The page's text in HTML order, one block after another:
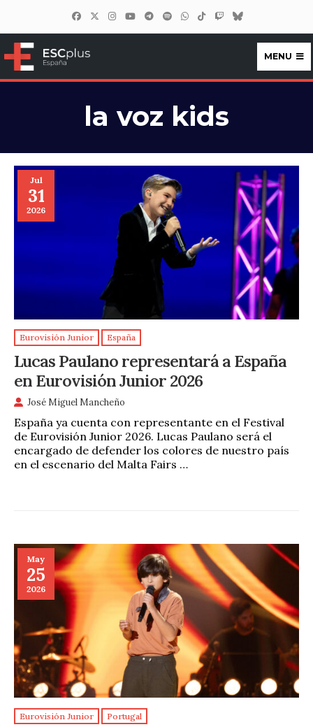
ESCplus España
MENU
la voz kids
Jul
31
2026
Eurovisión Junior España
Lucas Paulano representará a España
en Eurovisión Junior 2026
José Miguel Mancheño
España ya cuenta con representante en el Festival
de Eurovisión Junior 2026. Lucas Paulano será el
encargado de defender los colores de nuestro país
en el escenario del Malta Fairs …
May
25
2026
Eurovisión Junior Portugal